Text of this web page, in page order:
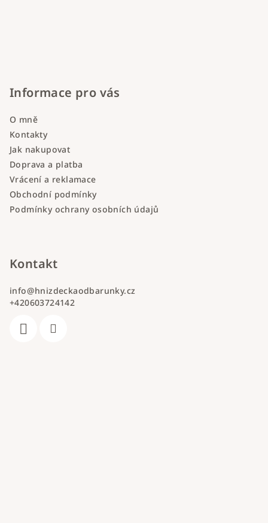
Informace pro vás
O mně
Kontakty
Jak nakupovat
Doprava a platba
Vrácení a reklamace
Obchodní podmínky
Podmínky ochrany osobních údajů
Kontakt
info@hnizdeckaodbarunky.cz
+420603724142